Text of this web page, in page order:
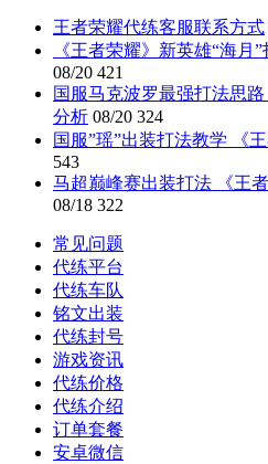
王者荣耀代练客服联系方式
《王者荣耀》新英雄“海月
08/20 421
国服马克波罗最强打法思
分析 08/20 324
国服”瑶”出装打法教学 《
543
马超巅峰赛出装打法 《王
08/18 322
常见问题
代练平台
代练车队
铭文出装
代练封号
游戏资讯
代练价格
代练介绍
订单套餐
安卓微信